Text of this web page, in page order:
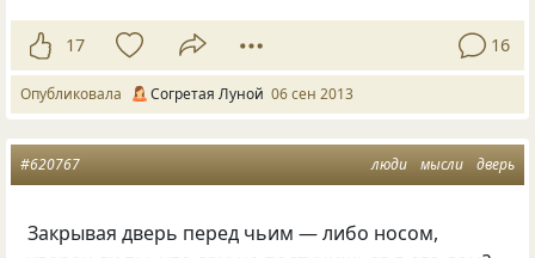
17 16
Опубликовала Согретая Луной 06 сен 2013
люди мысли дверь
#620767
Закрывая дверь перед чьим — либо носом,